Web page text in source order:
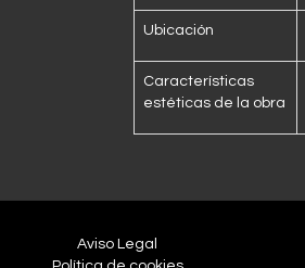
Ubicación
Características
estéticas de la obra
Aviso Legal